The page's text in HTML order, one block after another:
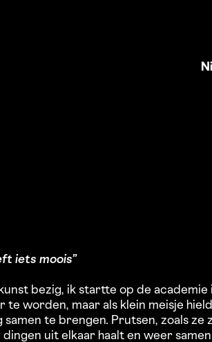
iets moois”
bezig, ik startte op de academie
worden, maar als klein meisje
te brengen. Prutsen, zoals ze
uit elkaar haalt en weer